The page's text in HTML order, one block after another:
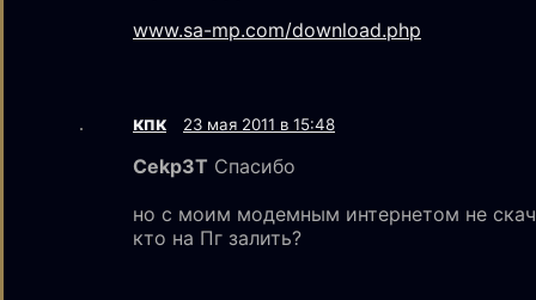
www.sa-mp.com/download.php
кпк 23 мая 2011 в 15:48
Cekp3T Спасибо
но с моим модемным интернетом не
кто на Пг залить?